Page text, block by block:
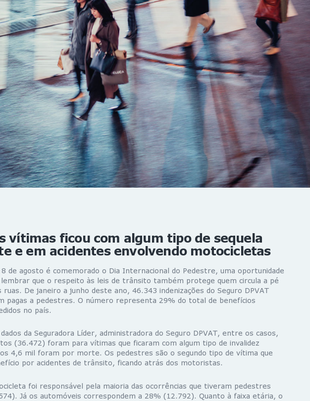
vítimas ficou com algum tipo de sequela
e em acidentes envolvendo motocicletas
8 de agosto é comemorado o Dia Internacional do Pedestre, uma oportunidade
lembrar que o respeito às leis de trânsito também protege quem circula a pé
ruas. De janeiro a junho deste ano, 46.343 indenizações do Seguro DPVAT
pagas a pedestres. O número representa 29% do total de benefícios
no país.
da Seguradora Líder, administradora do Seguro DPVAT, entre os casos,
(36.472) foram para vítimas que ficaram com algum tipo de invalidez
4,6 mil foram por morte. Os pedestres são o segundo tipo de vítima que
por acidentes de trânsito, ficando atrás dos motoristas.
foi responsável pela maioria das ocorrências que tiveram pedestres
Já os automóveis correspondem a 28% (12.792). Quanto à faixa etária, o